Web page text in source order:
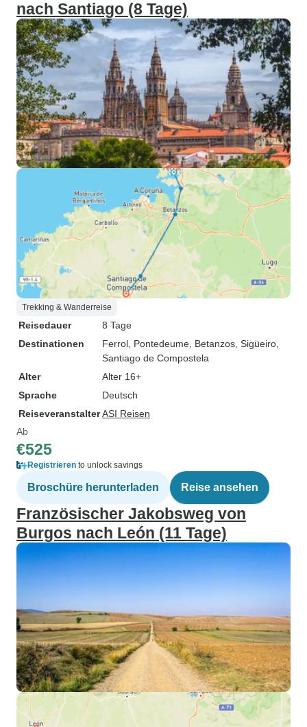
nach Santiago (8 Tage)
Trekking & Wanderreise
Reisedauer
8 Tage
Destinationen
Ferrol , Pontedeume , Betanzos , Sigüeiro
Santiago de Compostela
Alter
Alter 16+
Sprache
Deutsch
ReiseveranstalterASI Reisen
Ab
€525
Registrieren to unlock savings
Broschüre herunterladen Reise ansehen
Französischer Jakobsweg von
Burgos nach León (11 Tage)